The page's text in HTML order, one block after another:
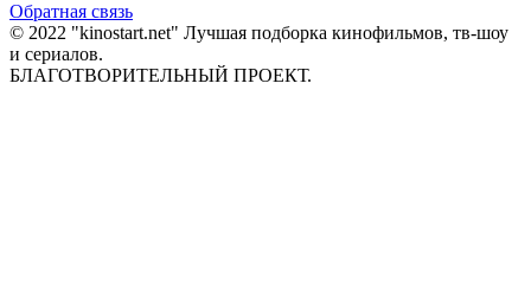
Обратная связь
© 2022 "kinostart.net" Лучшая подборка кинофильмов, тв-шоу
и сериалов.
БЛАГОТВОРИТЕЛЬНЫЙ ПРОЕКТ.